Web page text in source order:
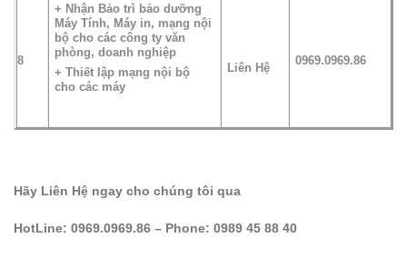
8
+ Nhận Bảo trì bảo dưỡng
Máy Tính, Máy in, mạng nội
bộ cho các công ty văn
phòng, doanh nghiệp
+ Thiết lập mạng nội bộ
cho các máy
Liên Hệ
0969.0969.86
Hãy Liên Hệ ngay cho chúng tôi qua
HotLine: 0969.0969.86 – Phone: 0989 45 88 40